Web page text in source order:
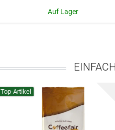
Auf Lager
Top-Artikel